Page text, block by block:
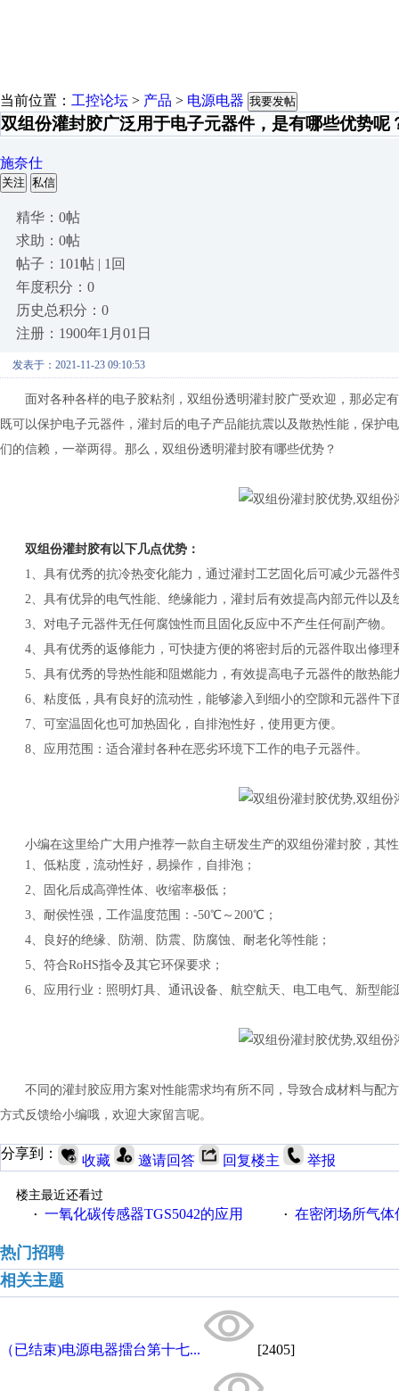
当前位置： 工控论坛 > 产品 > 电源电器 我要发帖
双组份灌封胶广泛用于电子元器件，是有哪些优势呢
施奈仕
关注 私信
精华：0帖
求助：0帖
帖子：101帖 | 1回
年度积分：0
历史总积分：0
注册：1900年1月01日
发表于：2021-11-23 09:10:53
面对各种各样的电子胶粘剂，双组份透明灌封胶广受欢迎，那必定
既可以保护电子元器件，灌封后的电子产品能抗震以及散热性能，保护
们的信赖，一举两得。那么，双组份透明灌封胶有哪些优势？
双组份灌封胶有以下几点优势：
1、具有优秀的抗冷热变化能力，通过灌封工艺固化后可减少元器件
2、具有优异的电气性能、绝缘能力，灌封后有效提高内部元件以
3、对电子元器件无任何腐蚀性而且固化反应中不产生任何副产物。
4、具有优秀的返修能力，可快捷方便的将密封后的元器件取出修理
5、具有优秀的导热性能和阻燃能力，有效提高电子元器件的散热能
6、粘度低，具有良好的流动性，能够渗入到细小的空隙和元器件下
7、可室温固化也可加热固化，自排泡性好，使用更方便。
8、应用范围：适合灌封各种在恶劣环境下工作的电子元器件。
小编在这里给广大用户推荐一款自主研发生产的双组份灌封胶，其
1、低粘度，流动性好，易操作，自排泡；
2、固化后成高弹性体、收缩率极低；
3、耐侯性强，工作温度范围：-50℃～200℃；
4、良好的绝缘、防潮、防震、防腐蚀、耐老化等性能；
5、符合RoHS指令及其它环保要求；
6、应用行业：照明灯具、通讯设备、航空航天、电工电气、新型能
不同的灌封胶应用方案对性能需求均有所不同，导致合成材料与配
方式反馈给小编哦，欢迎大家留言呢。
分享到： 收藏 邀请回答 回复楼主 举报
楼主最近还看过
· 一氧化碳传感器TGS5042的应用 · 在密闭场所气体传
热门招聘
相关主题
（已结束)电源电器擂台第十七... [2405]